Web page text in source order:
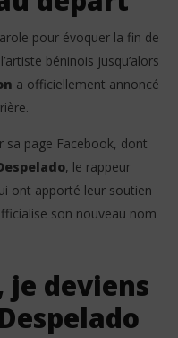
Despelado :
de sa carrière
pour évoquer la fin de
béninois jusqu’alors
a officiellement annoncé
sa page Facebook, dont
, le rappeur
ont apporté leur soutien
son nouveau nom
je deviens